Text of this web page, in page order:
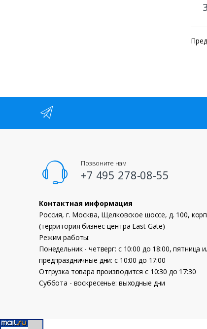
Позвоните нам
+7 495 278-08-55
Контактная информация
Россия, г. Москва, Щелковское шоссе, д. 100,
(территория бизнес-центра East Gate)
Режим работы:
Понедельник - четверг: с 10:00 до 18:00, пятница
предпраздничные дни: с 10:00 до 17:00
Отгрузка товара производится с 10:30 до 17:30
Суббота - воскресенье: выходные дни